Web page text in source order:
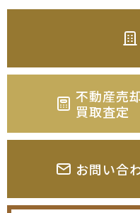
不動産売
買取査定
お問い合